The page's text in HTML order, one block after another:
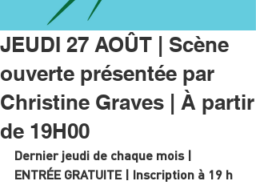
JEUDI 27 AOÛT | Scène
ouverte présentée par
Christine Graves | À partir
de 19H00
Dernier jeudi de chaque mois |
ENTRÉE GRATUITE | Inscription à 19 h